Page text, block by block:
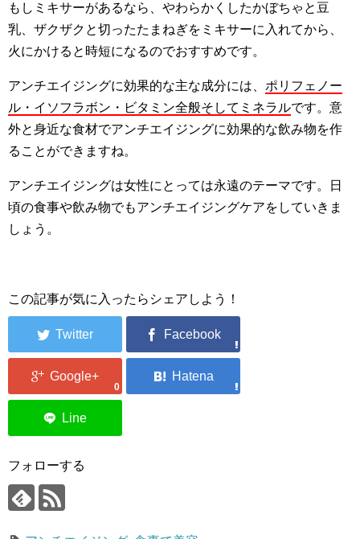
もしミキサーがあるなら、やわらかくしたかぼちゃと豆
乳、ザクザクと切ったたまねぎをミキサーに入れてから、
火にかけると時短になるのでおすすめです。
アンチエイジングに効果的な主な成分には、 ポリフェノー
ル・イソフラボン・ビタミン全般そしてミネラルです。意
外と身近な食材でアンチエイジングに効果的な飲み物を作
ることができますね。
アンチエイジングは女性にとっては永遠のテーマです。日
頃の食事や飲み物でもアンチエイジングケアをしていきま
しょう。
この記事が気に入ったらシェアしよう！
0
フォローする